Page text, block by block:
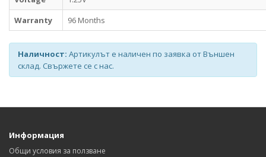
Warranty
96 Months
Наличност: Артикулът е наличен по заявка от Външен
склад. Свържете се с нас.
Информация
Общи условия за ползване